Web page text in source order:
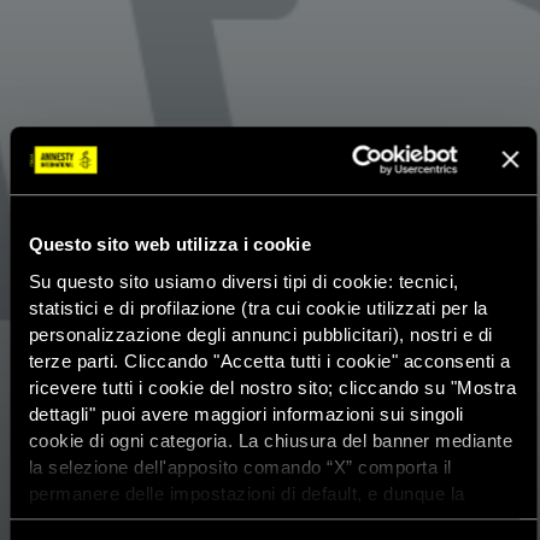
Questo sito web utilizza i cookie
Su questo sito usiamo diversi tipi di cookie: tecnici,
statistici e di profilazione (tra cui cookie utilizzati per la
personalizzazione degli annunci pubblicitari), nostri e di
terze parti. Cliccando "Accetta tutti i cookie" acconsenti a
ricevere tutti i cookie del nostro sito; cliccando su "Mostra
dettagli" puoi avere maggiori informazioni sui singoli
cookie di ogni categoria. La chiusura del banner mediante
la selezione dell'apposito comando “X” comporta il
permanere delle impostazioni di default, e dunque la
continuazione della navigazione con i cookie tecnici. Se